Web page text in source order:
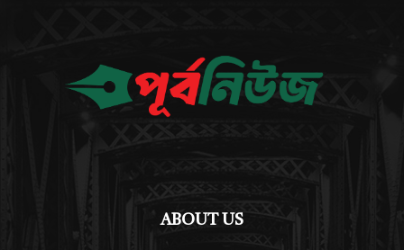
ABOUT US